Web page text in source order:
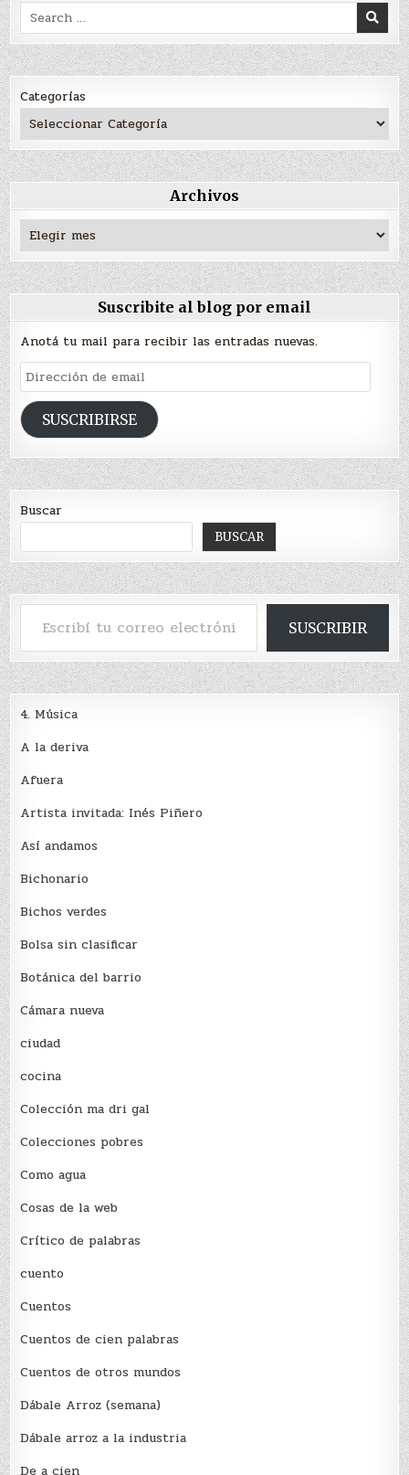
Search
for:
Categorías
Archivos
Archivos
Suscribite al blog por email
Anotá tu mail para recibir las entradas nuevas.
Dirección
de
emailSUSCRIBIRSE
Buscar
BUSCAR
Escribí tu correo electrónico…
SUSCRIBIR
4. Música
A la deriva
Afuera
Artista invitada: Inés Piñero
Así andamos
Bichonario
Bichos verdes
Bolsa sin clasificar
Botánica del barrio
Cámara nueva
ciudad
cocina
Colección ma dri gal
Colecciones pobres
Como agua
Cosas de la web
Crítico de palabras
cuento
Cuentos
Cuentos de cien palabras
Cuentos de otros mundos
Dábale Arroz (semana)
Dábale arroz a la industria
De a cien